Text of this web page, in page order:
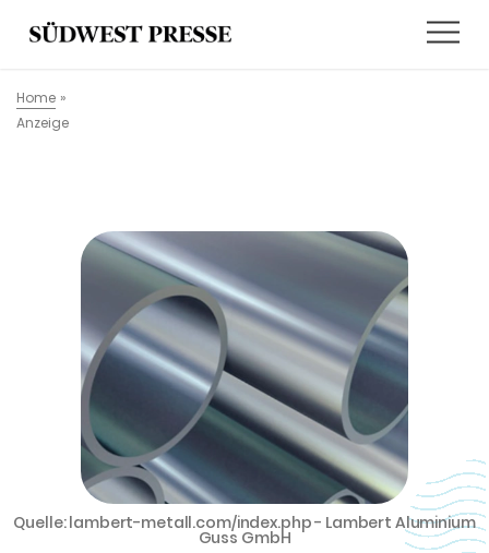
Home »
Anzeige
Quelle: lambert-metall.com/index.php - Lambert Aluminium
Guss GmbH